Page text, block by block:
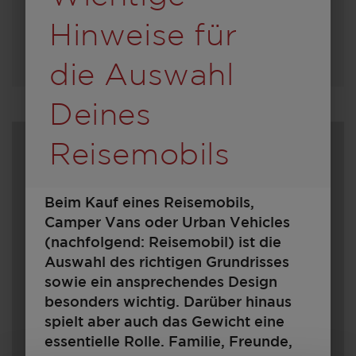
750 EF
Hinweise für
die Auswahl
Deines
Reisemobils
Beim Kauf eines Reisemobils,
Camper Vans oder Urban Vehicles
(nachfolgend: Reisemobil) ist die
Auswahl des richtigen Grundrisses
sowie ein ansprechendes Design
besonders wichtig. Darüber hinaus
spielt aber auch das Gewicht eine
essentielle Rolle. Familie, Freunde,